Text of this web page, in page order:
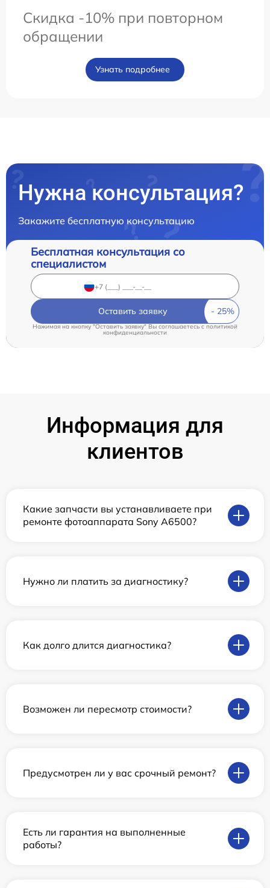
Скидка -10% при повторном
обращении
Узнать подробнее
Нужна консультация?
Закажите бесплатную консультацию
Бесплатная консультация со
специалистом
Оставить заявку
Нажимая на кнопку "Оставить заявку" Вы соглашаетесь cполитикой
конфиденциальности
Информация для
клиентов
Какие запчасти вы устанавливаете при
ремонте фотоаппарата Sony A6500?
Нужно ли платить за диагностику?
Как долго длится диагностика?
Возможен ли пересмотр стоимости?
Предусмотрен ли у вас срочный ремонт?
Есть ли гарантия на выполненные
работы?